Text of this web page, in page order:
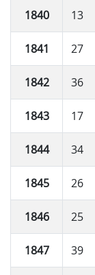
1840 13
1841 27
1842 36
1843 17
1844 34
1845 26
1846 25
1847 39